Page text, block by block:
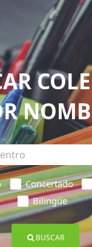
Concertado
Bilingüe
BUSCAR